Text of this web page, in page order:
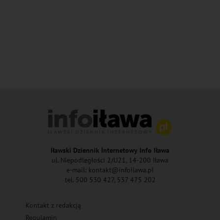
Iławski Dziennik Internetowy Info Iława
ul. Niepodległości 2/U21, 14-200 Iława
e-mail: kontakt@infoilawa.pl
tel. 500 530 427, 537 475 202
Kontakt z redakcją
Regulamin